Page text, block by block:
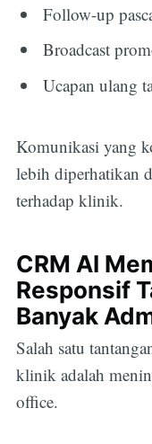
Follow-up
Broadcast
Ucapan ulang
Komunikasi yang
lebih diperhatikan
terhadap klinik.
CRM AI
Responsif
Banyak
Salah satu
klinik adalah
office.